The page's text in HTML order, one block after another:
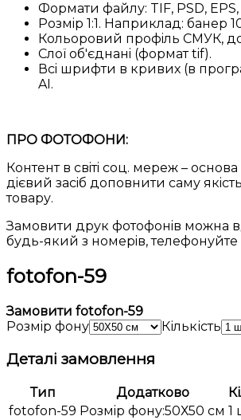
Формати файлу: TIF, PSD, EPS,
Розмiр 1:1. Наприклад: банер
Кольоровий профiль СМУК,
Слої об'єднанi (формат tif).
Всi шрифти в кривих (в
AI.
ПРО ФОТОФОНИ:
Контент в свiтi соц. мереж –
дiєвий засiб доповнити саму
товару.
Замовити друк фотофонiв можна
будь-який з номерiв,
fotofon-59
Замовити fotofon-59
Розмiр фону
Кількість
Деталі замовлення
Тип Додатково
fotofon-59 Розмiр фону:50Х50 см 1